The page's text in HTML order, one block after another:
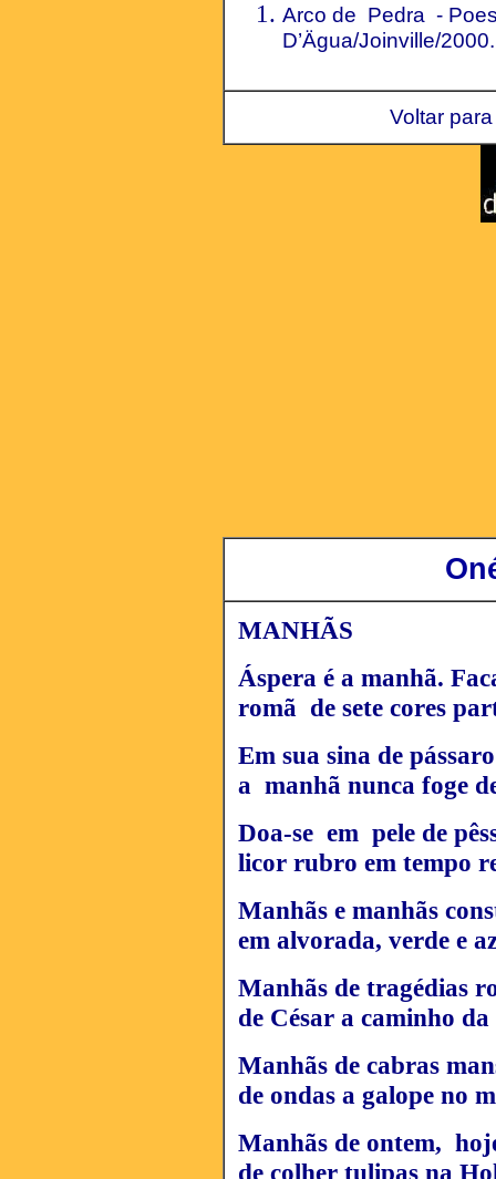
Arco de Pedra -
D’Ägua/Joinville/2000.
Voltar
MANHÃS
Áspera é a manhã.
romã de sete cores
Em sua sina de
a manhã nunca foge
Doa-se em pele de
licor rubro em tempo
Manhãs e manhãs
em alvorada, verde e
Manhãs de tragédias
de César a caminho
Manhãs de cabras
de ondas a galope no
Manhãs de ontem,
de colher tulipas na